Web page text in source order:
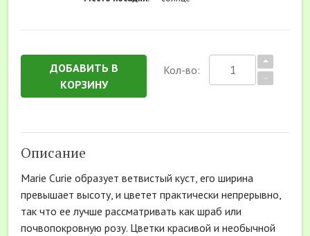
ДОБАВИТЬ В
КОРЗИНУ
Кол-во:
Описание
Marie Сurie образует ветвистый куст, его ширина
превышает высоту, и цветет практически непрерывно,
так что ее лучше рассматривать как шраб или
почвопокровную розу. Цветки красивой и необычной